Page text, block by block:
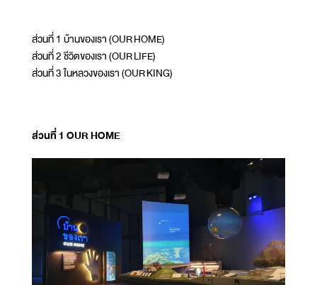
ส่วนที่ 1 บ้านของเรา (OUR HOME)
ส่วนที่ 2 ชีวิตของเรา (OUR LIFE)
ส่วนที่ 3 ในหลวงของเรา (OUR KING)
ส่วนที่ 1 OUR HOME